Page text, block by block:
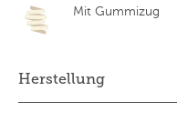
Mit Gummizug
Herstellung